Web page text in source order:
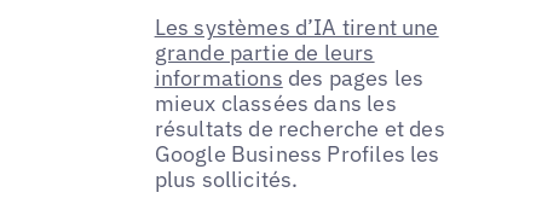
Les systèmes d’IA tirent une
grande partie de leurs
informations des pages les
mieux classées dans les
résultats de recherche et des
Google Business Profiles les
plus sollicités.